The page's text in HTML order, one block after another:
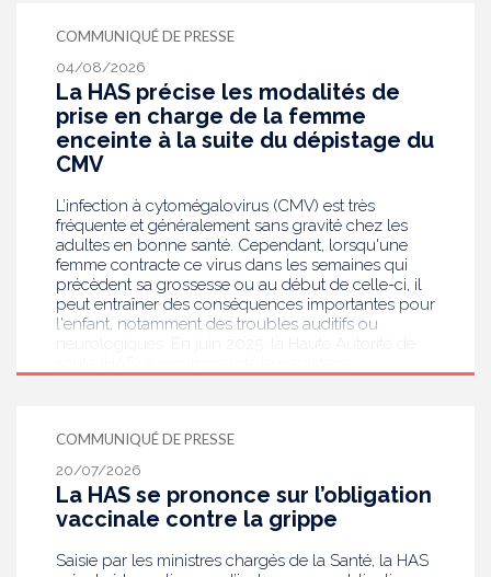
COMMUNIQUÉ DE PRESSE
04/08/2026
La HAS précise les modalités de
prise en charge de la femme
enceinte à la suite du dépistage du
CMV
L’infection à cytomégalovirus (CMV) est très
fréquente et généralement sans gravité chez les
adultes en bonne santé. Cependant, lorsqu'une
femme contracte ce virus dans les semaines qui
précèdent sa grossesse ou au début de celle-ci, il
peut entraîner des conséquences importantes pour
l'enfant, notamment des troubles auditifs ou
publie aujourd’hui des recommandations de
bonnes pratiques pour guider les professionnels
de santé dans la prise en charge des femmes
enceintes à la suite de ce dépistage. Objectif :
réduire les risques de transmission au futur bébé.
COMMUNIQUÉ DE PRESSE
20/07/2026
La HAS se prononce sur l’obligation
vaccinale contre la grippe
Saisie par les ministres chargés de la Santé, la HAS